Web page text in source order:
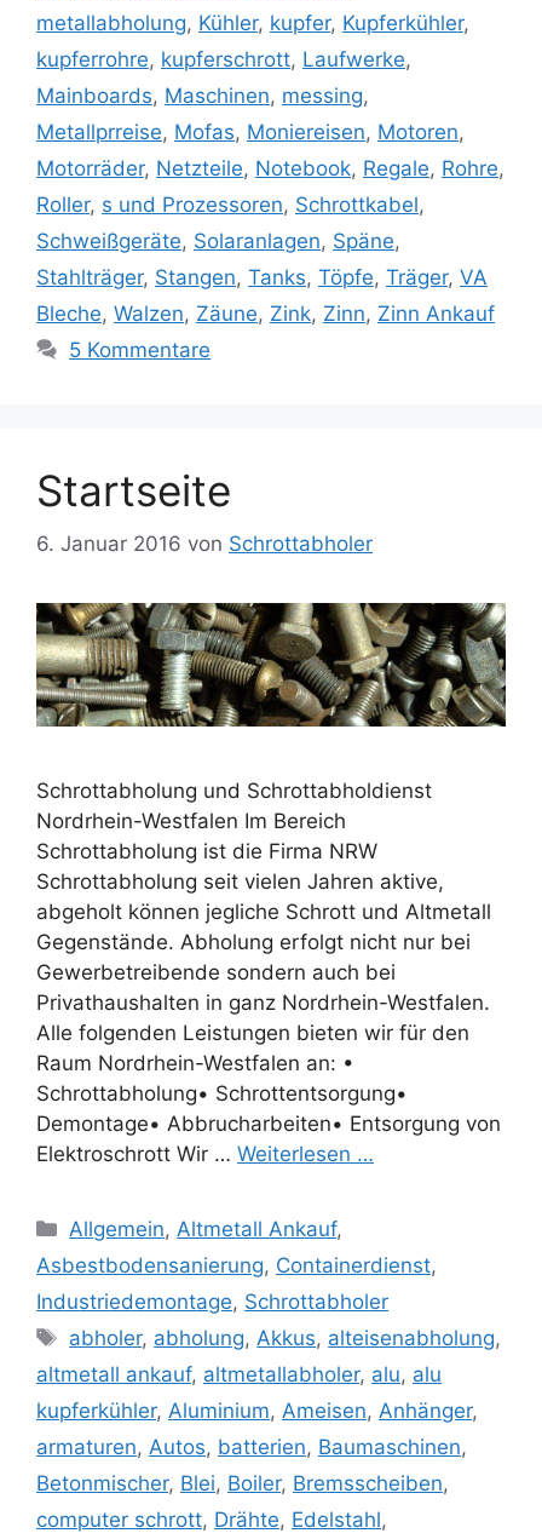
metallabholung, Kühler, kupfer, Kupferkühler,
kupferrohre, kupferschrott, Laufwerke,
Mainboards, Maschinen, messing,
Metallprreise, Mofas, Moniereisen, Motoren,
Motorräder, Netzteile, Notebook, Regale, Rohre,
Roller, s und Prozessoren, Schrottkabel,
Schweißgeräte, Solaranlagen, Späne,
Stahlträger, Stangen, Tanks, Töpfe, Träger, VA
Bleche, Walzen, Zäune, Zink, Zinn, Zinn Ankauf
5 Kommentare
Startseite
6. Januar 2016 von Schrottabholer
Schrottabholung und Schrottabholdienst
Nordrhein-Westfalen Im Bereich
Schrottabholung ist die Firma NRW
Schrottabholung seit vielen Jahren aktive,
abgeholt können jegliche Schrott und Altmetall
Gegenstände. Abholung erfolgt nicht nur bei
Gewerbetreibende sondern auch bei
Privathaushalten in ganz Nordrhein-Westfalen.
Alle folgenden Leistungen bieten wir für den
Raum Nordrhein-Westfalen an: •
Schrottabholung• Schrottentsorgung•
Demontage• Abbrucharbeiten• Entsorgung von
Elektroschrott Wir … Weiterlesen …
Kategorien
Allgemein,Altmetall Ankauf,
Asbestbodensanierung, Containerdienst,
Industriedemontage, Schrottabholer
Schlagwörter
abholer, abholung,Akkus, alteisenabholung,
altmetall ankauf, altmetallabholer, alu, alu
kupferkühler, Aluminium, Ameisen, Anhänger,
armaturen, Autos, batterien, Baumaschinen,
Betonmischer, Blei, Boiler, Bremsscheiben,
computer schrott, Drähte, Edelstahl,